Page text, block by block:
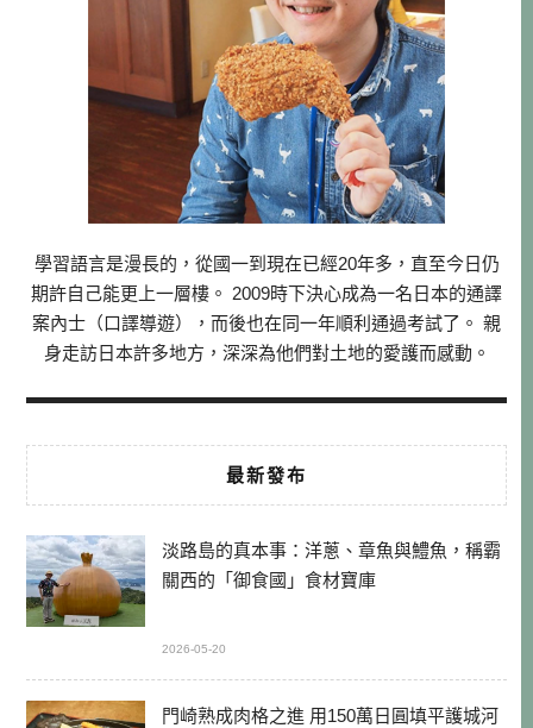
學習語言是漫長的，從國一到現在已經20年多，直至今日仍
期許自己能更上一層樓。 2009時下決心成為一名日本的通譯
案內士（口譯導遊），而後也在同一年順利通過考試了。 親
身走訪日本許多地方，深深為他們對土地的愛護而感動。
最新發布
淡路島的真本事：洋蔥、章魚與鱧魚，稱霸
關西的「御食國」食材寶庫
2026-05-20
門崎熟成肉格之進 用150萬日圓填平護城河